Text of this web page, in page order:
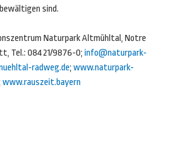
sind.
Naturpark Altmühltal, Notre
Tel.: 08421/9876-0; info@naturpark-
radweg.de; www.naturpark-
www.rauszeit.bayern